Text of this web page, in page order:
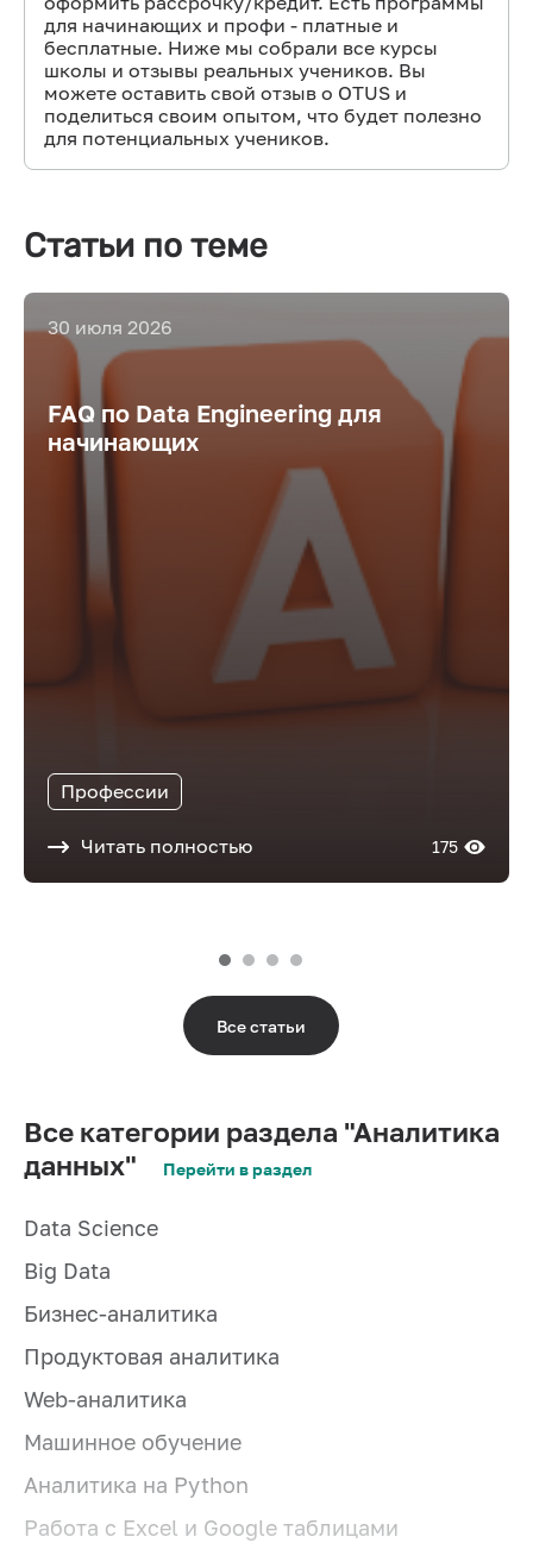
для начинающих и профи - платные и
бесплатные. Ниже мы собрали все курсы
школы и отзывы реальных учеников. Вы
можете оставить свой отзыв о OTUS и
поделиться своим опытом, что будет полезно
для потенциальных учеников.
Статьи по теме
30 июля 2026
FAQ по Data Engineering для
начинающих
Профессии
Читать полностью 175
Все статьи
Все категории раздела "Аналитика
данных"
Перейти в раздел
Data Science
Big Data
Бизнес-аналитика
Продуктовая аналитика
Web-аналитика
Машинное обучение
Аналитика на Python
Работа с Excel и Google таблицами